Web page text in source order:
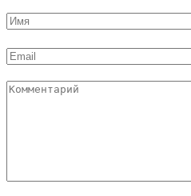
Имя
Email
Комментарий